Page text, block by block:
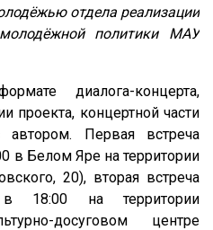
отдела реализации
политики МАУ
диалога-концерта,
проекта, концертной части
Первая встреча
в Белом Яре на территории
20), вторая встреча
18:00 на территории
досуговом центре